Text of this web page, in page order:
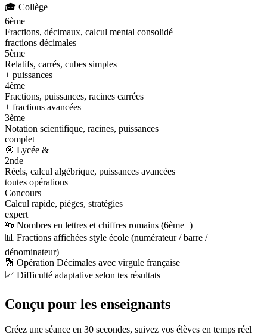
🎓 Collège
6ème
Fractions, décimaux, calcul mental consolidé
fractions décimales
5ème
Relatifs, carrés, cubes simples
+ puissances
4ème
Fractions, puissances, racines carrées
+ fractions avancées
3ème
Notation scientifique, racines, puissances
complet
🎯 Lycée & +
2nde
Réels, calcul algébrique, puissances avancées
toutes opérations
Concours
Calcul rapide, pièges, stratégies
expert
🔤 Nombres en lettres et chiffres romains (6ème+)
📊 Fractions affichées style école (numérateur / barre /
dénominateur)
🔢 Opération Décimales avec virgule française
📈 Difficulté adaptative selon tes résultats
Conçu pour les enseignants
Créez une séance en 30 secondes, suivez vos élèves en temps réel